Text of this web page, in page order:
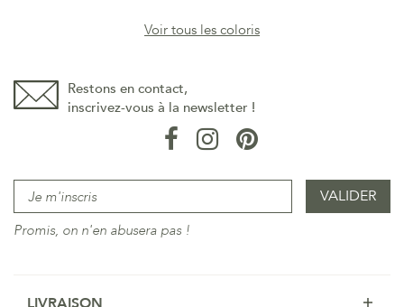
Voir tous les coloris
Restons en contact,
inscrivez-vous à la newsletter !
Promis, on n'en abusera pas !